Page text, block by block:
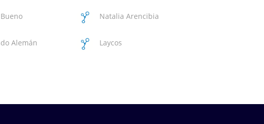
Natalia Arencibia
Alemán
Laycos